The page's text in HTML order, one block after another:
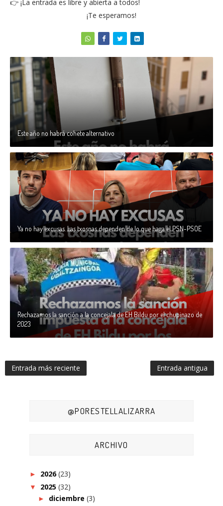
👉 ¡La entrada es libre y abierta a todos!
¡Te esperamos!
Este año no habrá cohete alternativo
Ya no hay excusas. Las txosnas dependen de lo que haga el PSN-PSOE
Rechazamos la sanción a la concejala de EH Bildu por el chupinazo de
2023
Entrada más reciente Entrada antigua
@PORESTELLALIZARRA
ARCHIVO
► 2026(23)
▼ 2025 (32)
► diciembre (3)